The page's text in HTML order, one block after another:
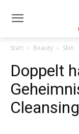
Start Beauty Skin
Doppelt
Cleansing